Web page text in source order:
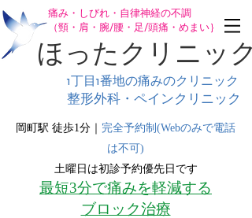
痛み・しびれ・自律神経の不調
（頸・肩・腕/腰・足/頭痛・めまい｝
ほったクリニック
1丁目1番地の痛みのクリニック
整形外科・ペインクリニック
岡町駅 徒歩1分｜ 完全予約制(Webのみで電話
は不可)
土曜日は初診予約優先日です
最短3分で痛みを軽減する
ブロック治療